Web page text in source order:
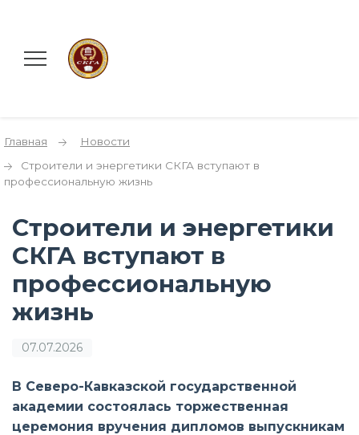
Главная
Новости
Строители и энергетики СКГА вступают в
профессиональную жизнь
Строители и энергетики
СКГА вступают в
профессиональную
жизнь
07.07.2026
В Северо-Кавказской государственной
академии состоялась торжественная
церемония вручения дипломов выпускникам